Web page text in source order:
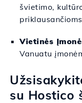
švietimo,
Vietinės
Vanuatu
su Hostico